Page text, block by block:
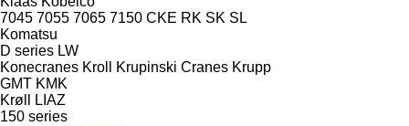
7045 7055 7065 7150 CKE RK SK SL
Komatsu
D series LW
Konecranes Kroll Krupinski Cranes Krupp
GMT KMK
Krøll
LIAZ
150 series